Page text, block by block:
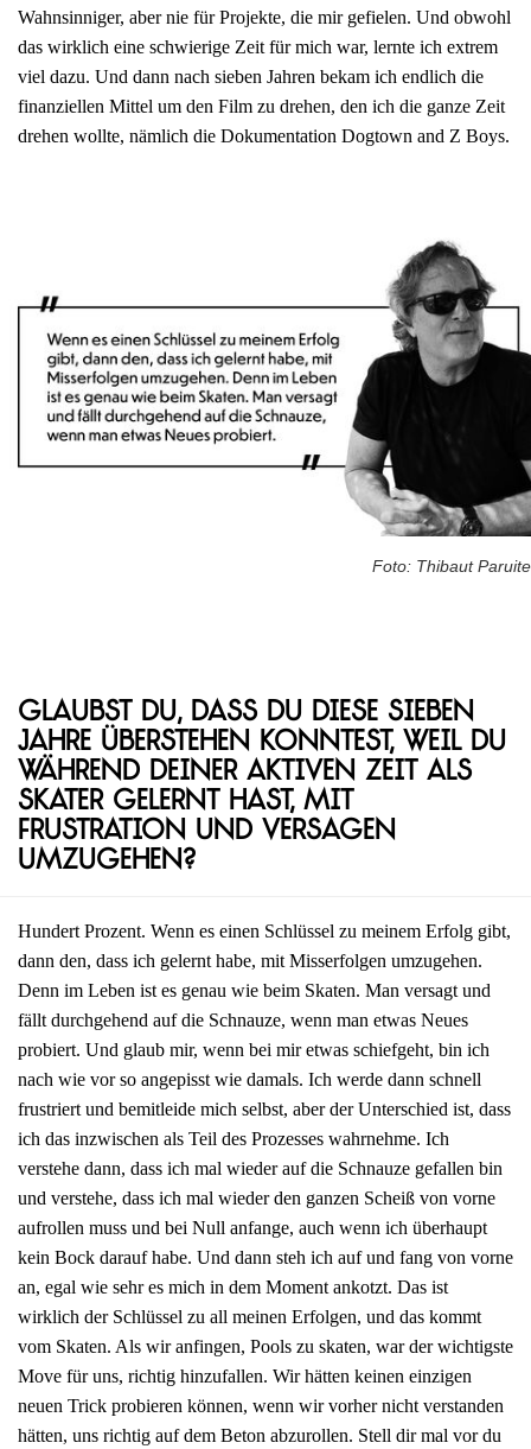
Wahnsinniger, aber nie für Projekte, die mir gefielen. Und obwohl
das wirklich eine schwierige Zeit für mich war, lernte ich extrem
viel dazu. Und dann nach sieben Jahren bekam ich endlich die
finanziellen Mittel um den Film zu drehen, den ich die ganze Zeit
drehen wollte, nämlich die Dokumentation Dogtown and Z Boys.
Foto: Thibaut Paruite
Glaubst du, dass du diese sieben
Jahre überstehen konntest, weil du
während deiner aktiven Zeit als
Skater gelernt hast, mit
Frustration und Versagen
umzugehen?
Hundert Prozent. Wenn es einen Schlüssel zu meinem Erfolg gibt,
dann den, dass ich gelernt habe, mit Misserfolgen umzugehen.
Denn im Leben ist es genau wie beim Skaten. Man versagt und
fällt durchgehend auf die Schnauze, wenn man etwas Neues
probiert. Und glaub mir, wenn bei mir etwas schiefgeht, bin ich
nach wie vor so angepisst wie damals. Ich werde dann schnell
frustriert und bemitleide mich selbst, aber der Unterschied ist, dass
ich das inzwischen als Teil des Prozesses wahrnehme. Ich
verstehe dann, dass ich mal wieder auf die Schnauze gefallen bin
und verstehe, dass ich mal wieder den ganzen Scheiß von vorne
aufrollen muss und bei Null anfange, auch wenn ich überhaupt
kein Bock darauf habe. Und dann steh ich auf und fang von vorne
an, egal wie sehr es mich in dem Moment ankotzt. Das ist
wirklich der Schlüssel zu all meinen Erfolgen, und das kommt
vom Skaten. Als wir anfingen, Pools zu skaten, war der wichtigste
Move für uns, richtig hinzufallen. Wir hätten keinen einzigen
neuen Trick probieren können, wenn wir vorher nicht verstanden
hätten, uns richtig auf dem Beton abzurollen. Stell dir mal vor du